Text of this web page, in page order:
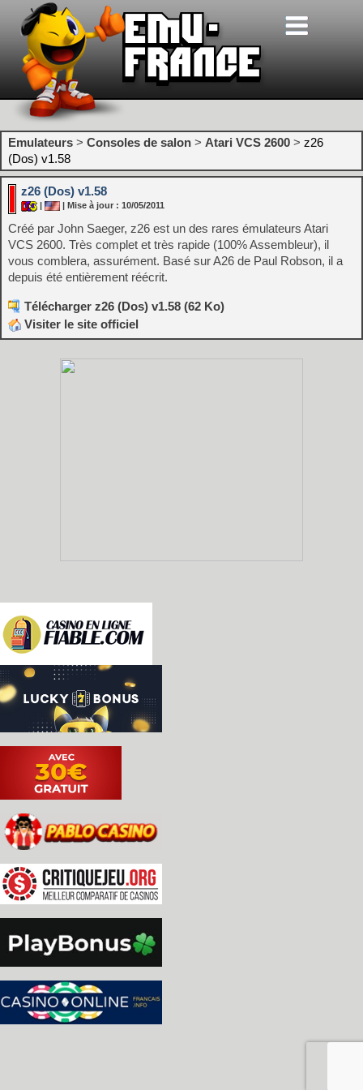
Emulateurs > Consoles de salon > Atari VCS 2600 > z26
(Dos) v1.58
z26 (Dos) v1.58
| | Mise à jour : 10/05/2011
Créé par John Saeger, z26 est un des rares émulateurs Atari
VCS 2600. Très complet et très rapide (100% Assembleur), il
vous comblera, assurément. Basé sur A26 de Paul Robson, il a
depuis été entièrement réécrit.
Télécharger z26 (Dos) v1.58 (62 Ko)
Visiter le site officiel